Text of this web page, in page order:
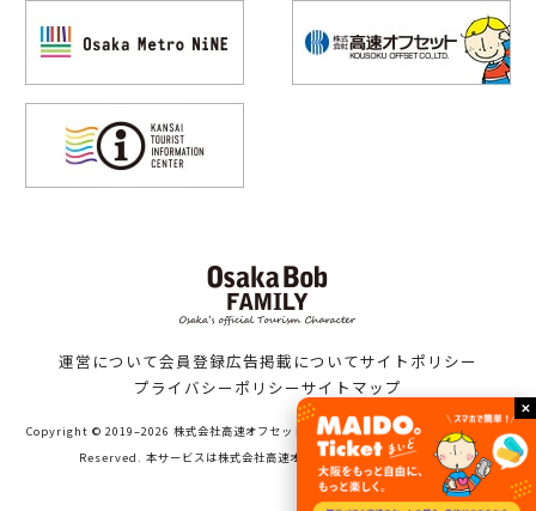
運営について会員登録広告掲載についてサイトポリシー
プライバシーポリシーサイトマップ
Copyright © 2019–2026 株式会社高速オフセット（Bob family WORKS）All Rights
Reserved. 本サービスは株式会社高速オフセットが運営しています。